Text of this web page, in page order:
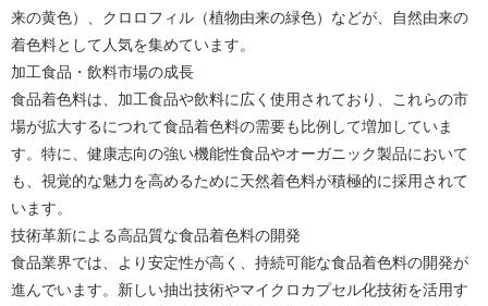
来の黄色）、クロロフィル（植物由来の緑色）などが、自然由来の
着色料として人気を集めています。
加工食品・飲料市場の成長
食品着色料は、加工食品や飲料に広く使用されており、これらの市
場が拡大するにつれて食品着色料の需要も比例して増加していま
す。特に、健康志向の強い機能性食品やオーガニック製品において
も、視覚的な魅力を高めるために天然着色料が積極的に採用されて
います。
技術革新による高品質な食品着色料の開発
食品業界では、より安定性が高く、持続可能な食品着色料の開発が
進んでいます。新しい抽出技術やマイクロカプセル化技術を活用す